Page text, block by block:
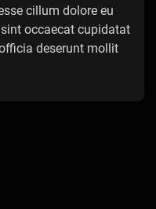
cillum dolore eu
occaecat cupidatat
deserunt mollit